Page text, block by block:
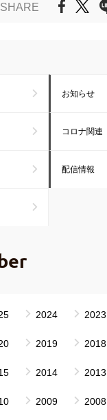
SHARE
お知らせ
コロナ関連
配信情報
2024 2023
2019 2018
2014 2013
2009 2008